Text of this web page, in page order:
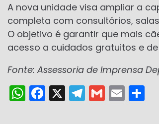
A nova unidade visa ampliar a
completa com consultórios,
O objetivo é garantir que mais
acesso a cuidados gratuitos e
Fonte: Assessoria de Imprensa
W
h
F
a
X T
el
G
m
E
m